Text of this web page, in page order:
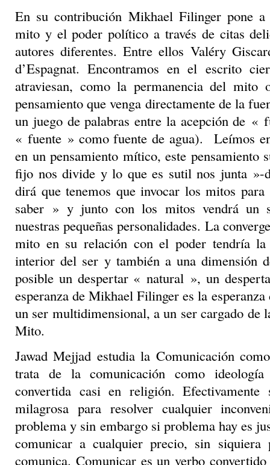
En su contribución Mikhael Filinger pone
mito y el poder político a través de citas
autores diferentes. Entre ellos Valéry
d’Espagnat. Encontramos en el escrito
atraviesan, como la permanencia del mito
pensamiento que venga directamente de la
un juego de palabras entre la acepción de «
« fuente » como fuente de agua). Leímos
en un pensamiento mítico, este pensamiento
fijo nos divide y lo que es sutil nos junta »-
dirá que tenemos que invocar los mitos
saber » y junto con los mitos vendrá un
nuestras pequeñas personalidades. La
mito en su relación con el poder tendría
interior del ser y también a una dimensión
posible un despertar « natural », un
esperanza de Mikhael Filinger es la
un ser multidimensional, a un ser cargado de
Mito.
Jawad Mejjad estudia la Comunicación
trata de la comunicación como ideología
convertida casi en religión. Efectivamente
milagrosa para resolver cualquier
problema y sin embargo si problema hay es
comunicar a cualquier precio, sin siquiera
comunica. Comunicar es un verbo